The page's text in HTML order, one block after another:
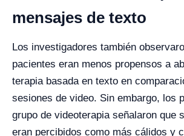
mensajes de texto
Los investigadores también
pacientes eran menos propensos a
terapia basada en texto en
sesiones de video. Sin embargo, los
grupo de videoterapia señalaron que
eran percibidos como más cálidos y